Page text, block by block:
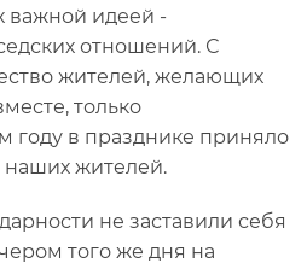
важной идеей -
отношений. С
жителей, желающих
только
году в празднике приняло
наших жителей.
не заставили себя
того же дня на